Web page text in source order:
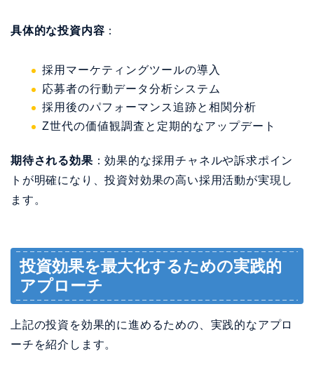
具体的な投資内容 ：
採用マーケティングツールの導入
応募者の行動データ分析システム
採用後のパフォーマンス追跡と相関分析
Z世代の価値観調査と定期的なアップデート
期待される効果 ：効果的な採用チャネルや訴求ポイン
トが明確になり、投資対効果の高い採用活動が実現し
ます。
投資効果を最大化するための実践的
アプローチ
上記の投資を効果的に進めるための、実践的なアプロ
ーチを紹介します。